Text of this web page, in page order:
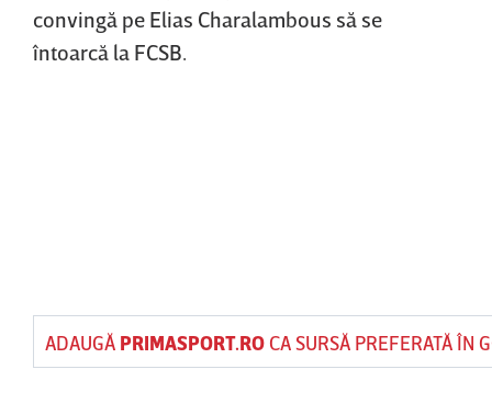
convingă pe Elias Charalambous să se
întoarcă la FCSB.
ADAUGĂ PRIMASPORT.ROCA SURSĂ PREFERATĂ ÎN